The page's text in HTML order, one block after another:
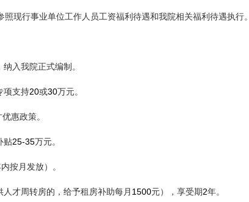
照现行事业单位工作人员工资福利待遇和我院相关福利待遇执行。
入我院正式编制。
项支持20或30万元。
惠政策。
贴25-35万元。
按月发放）。
才周转房的，给予租房补助每月 1500元），享受期2年。